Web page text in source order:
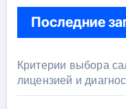
Последние
Критерии выбора
лицензией и